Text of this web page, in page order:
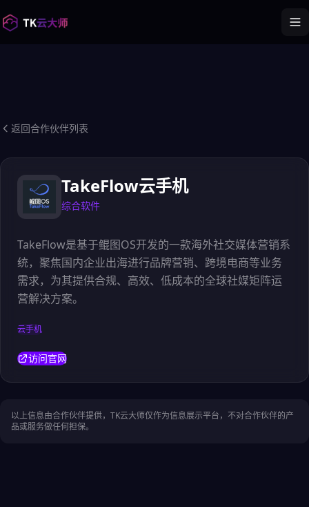
返回合作伙伴列表
TakeFlow云手机
综合软件
TakeFlow是基于鲲图OS开发的一款海外社交媒体营销系
统，聚焦国内企业出海进行品牌营销、跨境电商等业务
需求，为其提供合规、高效、低成本的全球社媒矩阵运
营解决方案。
云手机
访问官网
以上信息由合作伙伴提供，TK云大师仅作为信息展示平台，不对合作伙伴的产
品或服务做任何担保。